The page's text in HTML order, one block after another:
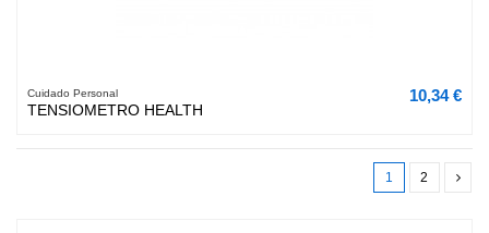
Cuidado Personal
TENSIOMETRO HEALTH
10,34 €
1 2